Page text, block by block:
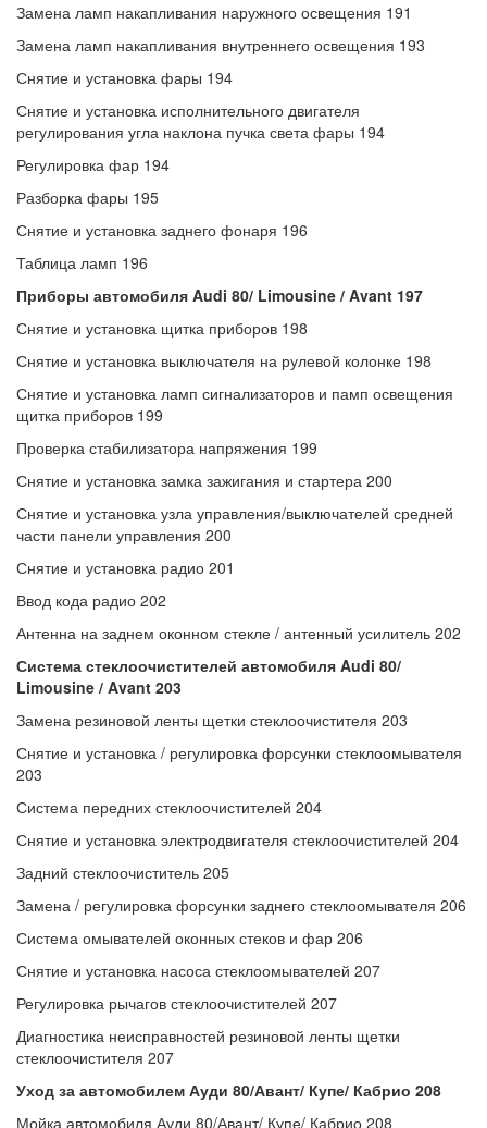
Замена ламп накапливания наружного освещения 191
Замена ламп накапливания внутреннего освещения 193
Снятие и установка фары 194
Снятие и установка исполнительного двигателя
регулирования угла наклона пучка света фары 194
Регулировка фар 194
Разборка фары 195
Снятие и установка заднего фонаря 196
Таблица ламп 196
Приборы автомобиля Audi 80/ Limousine / Avant 197
Снятие и установка щитка приборов 198
Снятие и установка выключателя на рулевой колонке 198
Снятие и установка ламп сигнализаторов и памп освещения
щитка приборов 199
Проверка стабилизатора напряжения 199
Снятие и установка замка зажигания и стартера 200
Снятие и установка узла управления/выключателей средней
части панели управления 200
Снятие и установка радио 201
Ввод кода радио 202
Антенна на заднем оконном стекле / антенный усилитель 202
Система стеклоочистителей автомобиля Audi 80/
Limousine / Avant 203
Замена резиновой ленты щетки стеклоочистителя 203
Снятие и установка / регулировка форсунки стеклоомывателя
203
Система передних стеклоочистителей 204
Снятие и установка электродвигателя стеклоочистителей 204
Задний стеклоочиститель 205
Замена / регулировка форсунки заднего стеклоомывателя 206
Система омывателей оконных стеков и фар 206
Снятие и установка насоса стеклоомывателей 207
Регулировка рычагов стеклоочистителей 207
Диагностика неисправностей резиновой ленты щетки
стеклоочистителя 207
Уход за автомобилем Ауди 80/Авант/ Купе/ Кабрио 208
Мойка автомобиля Ауди 80/Авант/ Купе/ Кабрио 208